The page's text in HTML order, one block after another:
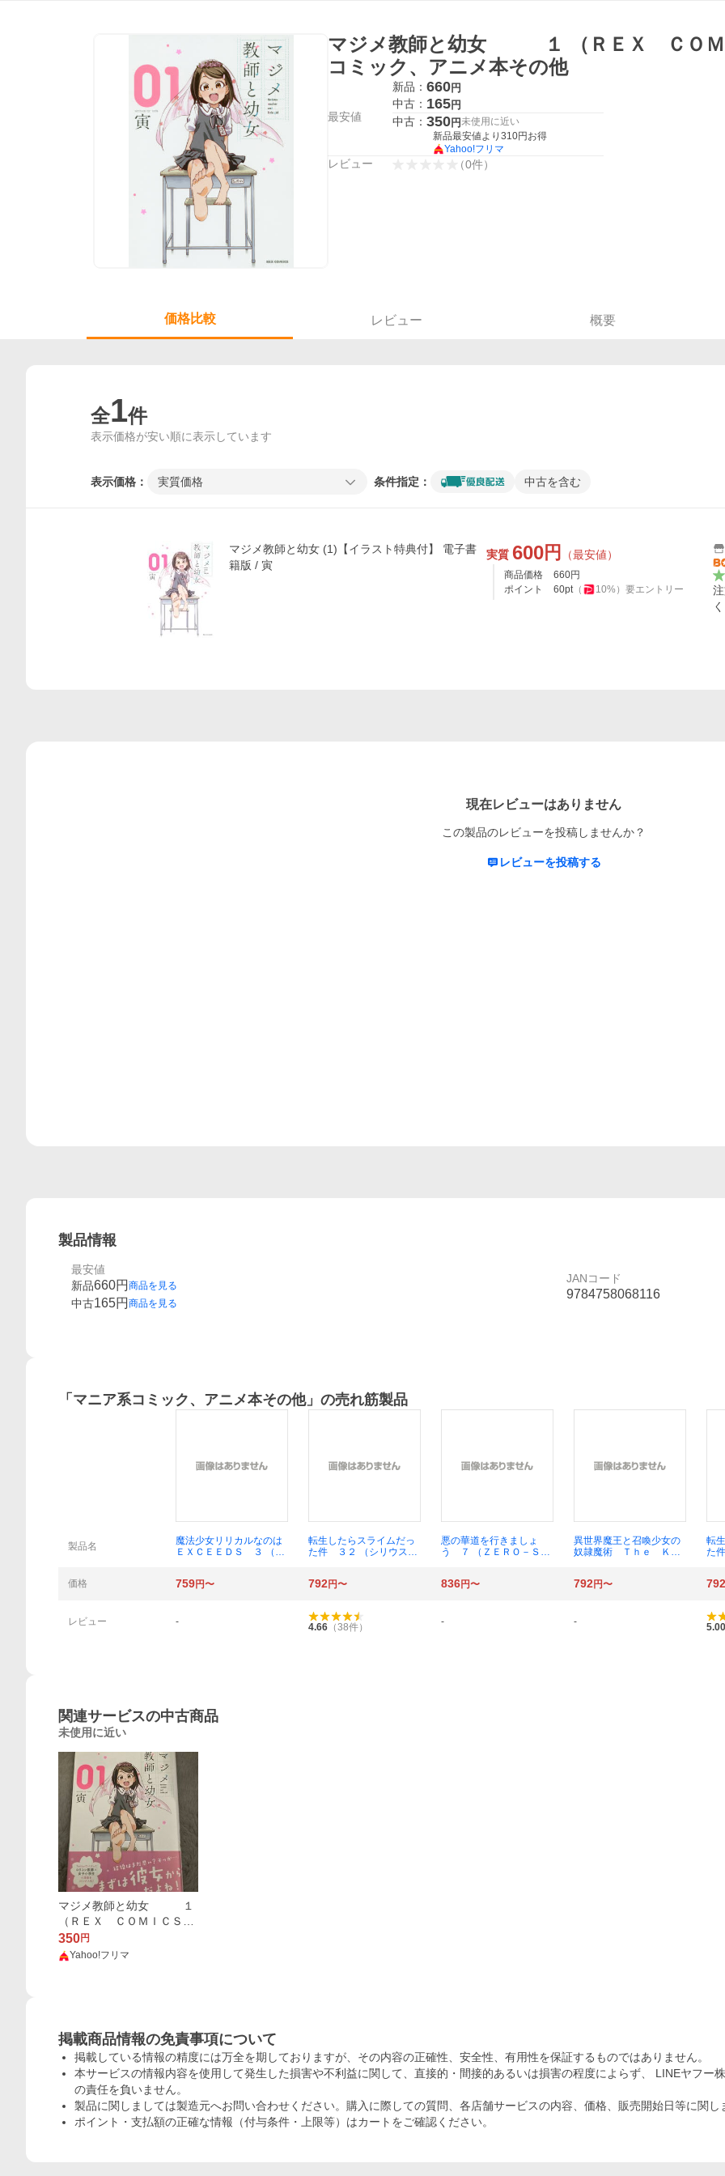
マジメ教師と幼女 １ （ＲＥＸ ＣＯＭ
コミック、アニメ本その他
最安値
新品： 660円
中古： 165円
中古： 350円未使用に近い
新品最安値より 310円お得
Yahoo!フリマ
レビュー （0件）
価格比較 レビュー 概要
全1件
表示価格が安い順に表示しています
表示価格： 実質価格 条件指定： 中古を含む
マジメ教師と幼女 (1)【イラスト特典付】 電子書
籍版 / 寅
実質 600円 （最安値）
商品価格 660円
ポイント
60pt（ 10%） 要エントリー
く
現在レビューはありません
この製品のレビューを投稿しませんか？
レビューを投稿する
製品情報
最安値
新品660円 商品を見る
中古165円 商品を見る
JANコード
9784758068116
「 マニア系コミック、アニメ本その他」の売れ筋製品
製品名
魔法少女リリカルなのは
ＥＸＣＥＥＤＳ ３ （シ
キャラクター原案
転生したらスライムだっ
た件 ３２ （シリウスＫ
キャラクター原案
悪の華道を行きましょ
う ７ （ＺＥＲＯ－ＳＵ
異世界魔王と召喚少女の
奴隷魔術 Ｔｈｅ Ｋｉ
ｒ Ｗｏｒｌｄ Ｓｔｏ
作 福田直叶／漫画 鶴
転
た
戸
価格
759円〜 792円〜 836円〜 792円〜 792
レビュー - 4.66 （38件） - - 5.00
関連サービスの中古商品
未使用に近い
マジメ教師と幼女 １
（ＲＥＸ ＣＯＭＩＣＳ）
寅 著
350円
Yahoo!フリマ
掲載商品情報の免責事項について
掲載している情報の精度には万全を期しておりますが、その内容の正確性、安全性、有用性を保証するものではありません。
本サービスの情報内容を使用して発生した損害や不利益に関して、直接的・間接的あるいは損害の程度によらず、 LINEヤフー
の責任を負いません。
製品に関しましては製造元へお問い合わせください。購入に際しての質問、各店舗サービスの内容、価格、販売開始日等に関し
ポイント・支払額の正確な情報（付与条件・上限等）はカートをご確認ください。